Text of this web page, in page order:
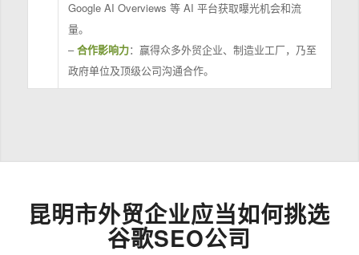
Google AI Overviews 等 AI 平台获取曝光机会和流
量。
–合作影响力：赢得众多外贸企业、制造业工厂，乃至
政府单位及顶级公司沟通合作。
昆明市外贸企业应当如何挑选
谷歌SEO公司